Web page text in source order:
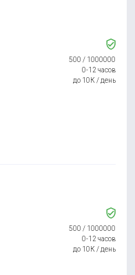
500 / 1000000
0-12 часов
до 10К / день
500 / 1000000
0-12 часов
до 10К / день